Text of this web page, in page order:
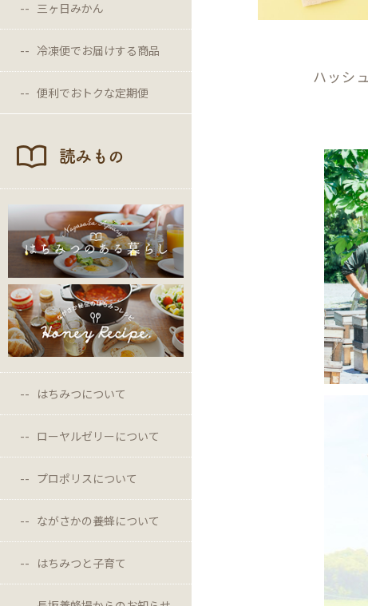
三ヶ日みかん
冷凍便でお届けする商品
便利でおトクな定期便
読みもの
はちみつについて
ローヤルゼリーについて
プロポリスについて
ながさかの養蜂について
はちみつと子育て
ハッシ